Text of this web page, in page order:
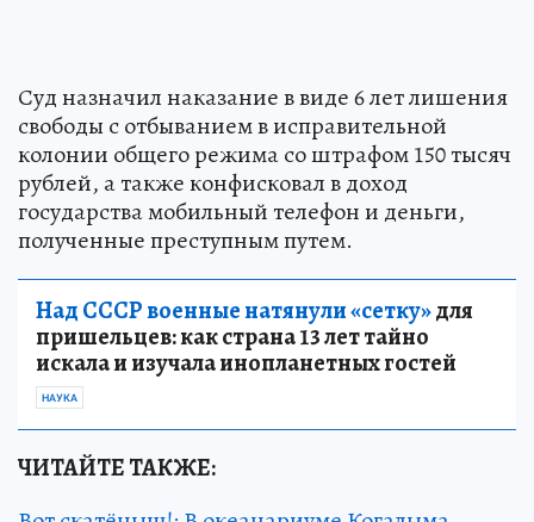
Суд назначил наказание в виде 6 лет лишения
свободы с отбыванием в исправительной
колонии общего режима со штрафом 150 тысяч
рублей, а также конфисковал в доход
государства мобильный телефон и деньги,
полученные преступным путем.
Над СССР военные натянули «сетку»для
пришельцев: как страна 13 лет тайно
искала и изучала инопланетных гостей
НАУКА
ЧИТАЙТЕ ТАКЖЕ: